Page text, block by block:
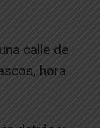
calle de
hora